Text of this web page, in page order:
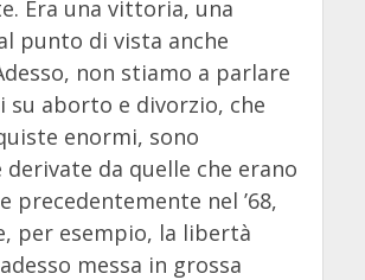
Era una vittoria, una
punto di vista anche
non stiamo a parlare
su aborto e divorzio, che
enormi, sono
derivate da quelle che erano
precedentemente nel ’68,
per esempio, la libertà
messa in grossa